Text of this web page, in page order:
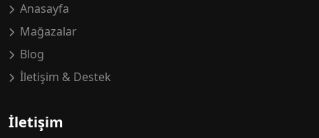
Anasayfa
Mağazalar
Blog
İletişim & Destek
İletişim